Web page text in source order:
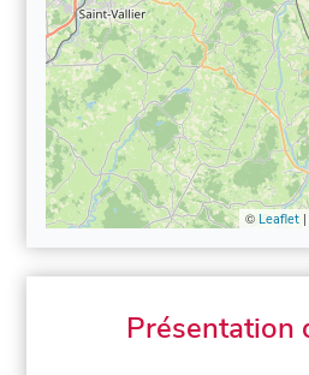
© Leaflet|
Présentation